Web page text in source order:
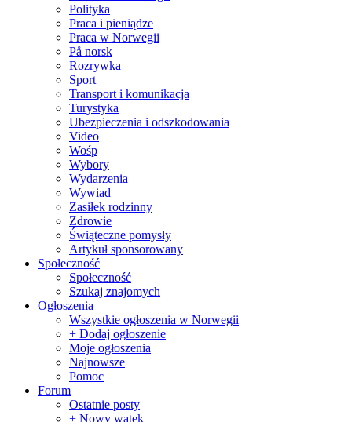
Polityka
Praca i pieniądze
Praca w Norwegii
På norsk
Rozrywka
Sport
Transport i komunikacja
Turystyka
Ubezpieczenia i odszkodowania
Video
Wośp
Wybory
Wydarzenia
Wywiad
Zasiłek rodzinny
Zdrowie
Świąteczne pomysły
Artykuł sponsorowany
Społeczność
Społeczność
Szukaj znajomych
Ogłoszenia
Wszystkie ogłoszenia w Norwegii
+ Dodaj ogłoszenie
Moje ogłoszenia
Najnowsze
Pomoc
Forum
Ostatnie posty
+ Nowy wątek